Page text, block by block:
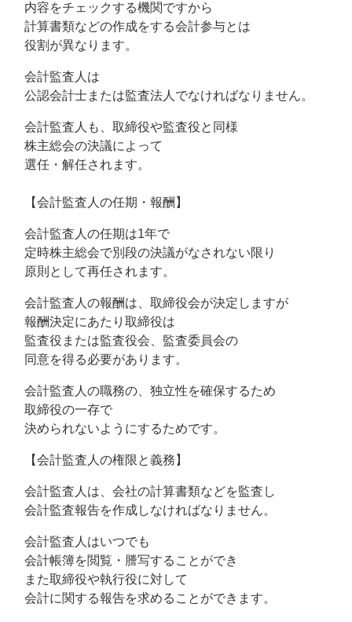
内容をチェックする機関ですから
計算書類などの作成をする会計参与とは
役割が異なります。
会計監査人は
公認会計士または監査法人でなければなりません。
会計監査人も、取締役や監査役と同様
株主総会の決議によって
選任・解任されます。
【会計監査人の任期・報酬】
会計監査人の任期は1年で
定時株主総会で別段の決議がなされない限り
原則として再任されます。
会計監査人の報酬は、取締役会が決定しますが
報酬決定にあたり取締役は
監査役または監査役会、監査委員会の
同意を得る必要があります。
会計監査人の職務の、独立性を確保するため
取締役の一存で
決められないようにするためです。
【会計監査人の権限と義務】
会計監査人は、会社の計算書類などを監査し
会計監査報告を作成しなければなりません。
会計監査人はいつでも
会計帳簿を閲覧・謄写することができ
また取締役や執行役に対して
会計に関する報告を求めることができます。